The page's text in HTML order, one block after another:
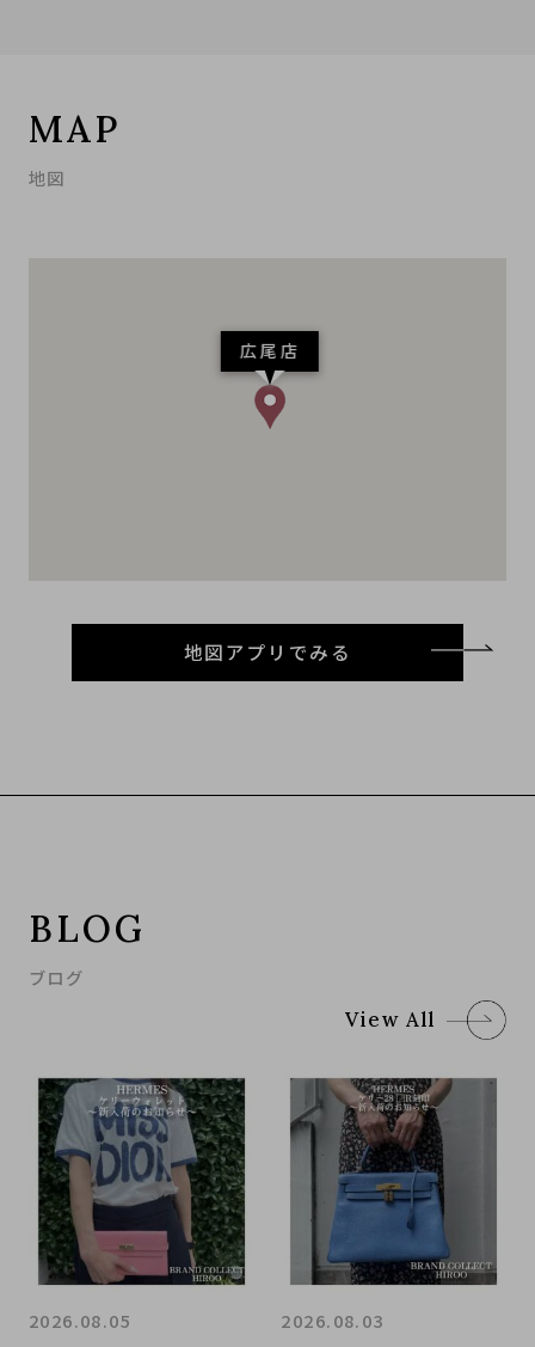
MAP
地図
広尾店
地図アプリでみる
BLOG
ブログ
View All
2026.08.05
2026.08.03